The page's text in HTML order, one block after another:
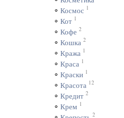
Космос 1
Кот 1
Кофе 2
Кошка 2
Кража 1
Краса 1
Краски 1
Красота 12
Кредит 2
Крем 1
2